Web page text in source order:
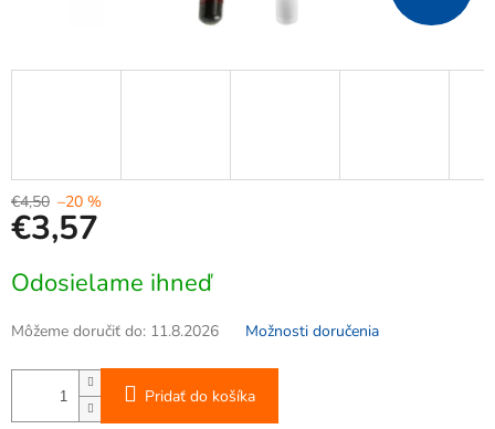
€4,50 –20 %
€3,57
cena:
Odosielame ihneď
Môžeme doručiť do: 11.8.2026 Možnosti doručenia
Pridať do košíka